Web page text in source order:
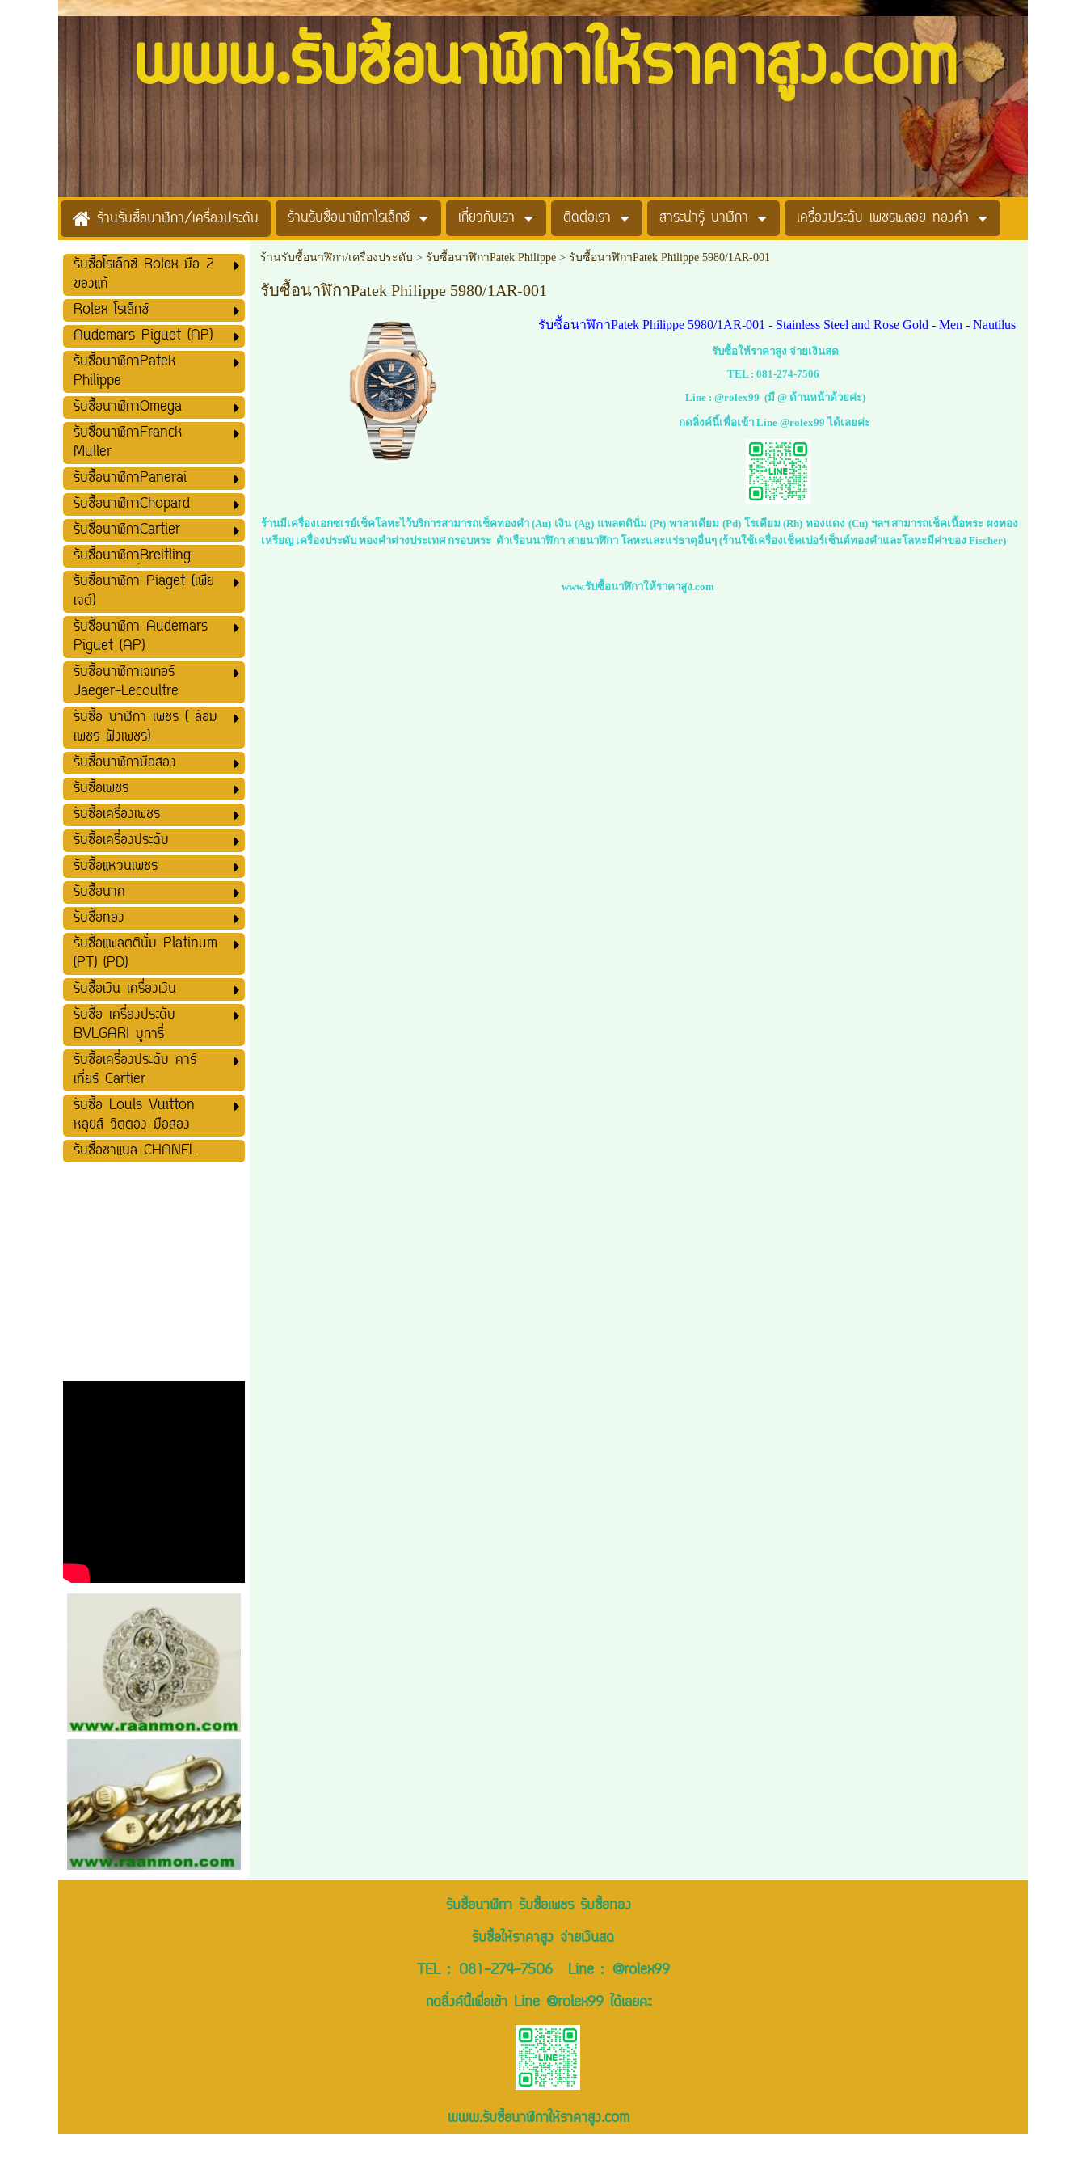
www.รับซื้อนาฬิกาให้ราคาสูง.com
ร้านรับซื้อนาฬิกา/เครื่องประดับ ร้านรับซื้อนาฬิกาโรเล็กซ์ เกี่ยวกับเรา ติดต่อเรา สาระน่ารู้ นาฬิกา เครื่องประดับ เพชรพลอย ทองคำ
รับซื้อโรเล็กซ์ Rolex มือ 2
ของแท้
Rolex โรเล็กซ์
Audemars Piguet (AP)
รับซื้อนาฬิกาPatek
Philippe
รับซื้อนาฬิกาOmega
รับซื้อนาฬิกาFranck
Muller
รับซื้อนาฬิกาPanerai
รับซื้อนาฬิกาChopard
รับซื้อนาฬิกาCartier
รับซื้อนาฬิกาฺฺBreitling
รับซื้อนาฬิกา Piaget (เพีย
เจต์)
รับซื้อนาฬิกา Audemars
Piguet (AP)
รับซื้อนาฬิกาเจเกอร์
Jaeger-Lecoultre
รับซื้อ นาฬิกา เพชร ( ล้อม
เพชร ฝังเพชร)
รับซื้อนาฬิกามือสอง
รับซื้อเพชร
รับซื้อเครื่องเพชร
รับซื้อเครื่องประดับ
รับซื้อแหวนเพชร
รับซื้อนาค
รับซื้อทอง
รับซื้อแพลตตินั่ม Platinum
(PT) (PD)
รับซื้อเงิน เครื่องเงิน
รับซื้อ เครื่องประดับ
BVLGARI บูการี่
รับซื้อเครื่องประดับ คาร์
เที่ยร์ Cartier
รับซื้อ Louls Vuitton
หลุยส์ วิตตอง มือสอง
รับซื้อชาแนล CHANEL
ร้านรับซื้อนาฬิกา/เครื่องประดับ > รับซื้อนาฬิกาPatek Philippe> รับซื้อนาฬิกาPatek Philippe 5980/1AR-001
รับซื้อนาฬิกาPatek Philippe 5980/1AR-001
รับซื้อนาฬิกาPatek Philippe 5980/1AR-001 - Stainless Steel and Rose Gold - Men - Nautilus
รับซื้อให้ราคาสูง จ่ายเงินสด
TEL : 081-274-7506
Line :@rolex99 (มี @ ด้านหน้าด้วยค่ะ)
กดลิ่งค์นี้เพื่อเข้า Line @rolex99 ได้เลยค่ะ
ร้านมีเครื่องเอกซเรย์เช็คโลหะไว้บริการสามารถเช็คทองคำ (Au) เงิน (Ag) แพลตตินั่ม (Pt) พาลาเดียม (Pd) โรเดียม (Rh) ทองแดง (Cu) ฯลฯ สามารถเช็คเนื้อพระ ผงทอง
เหรียญ เครื่องประดับ ทองคำต่างประเทศ กรอบพระ ตัวเรือนนาฬิกา สายนาฬิกา โลหะและแร่ธาตุอื่นๆ (ร้านใช้เครื่องเช็คเปอร์เซ็นต์ทองคำและโลหะมีค่าของ Fischer)
www.รับซื้อนาฬิกาให้ราคาสูง.com
รับซื้อนาฬิกา รับซื้อเพชร รับซื้อทอง
รับซื้อให้ราคาสูง จ่ายเงินสด
TEL : 081-274-7506Line : @rolex99
กดลิ่งค์นี้เพื่อเข้า Line @rolex99 ได้เลยคะ
www.รับซื้อนาฬิกาให้ราคาสูง.com